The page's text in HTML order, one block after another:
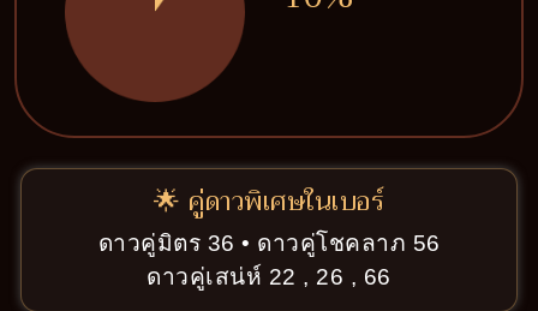
🌟 คู่ดาวพิเศษในเบอร์
ดาวคู่มิตร 36 • ดาวคู่โชคลาภ 56
ดาวคู่เสน่ห์ 22 , 26 , 66